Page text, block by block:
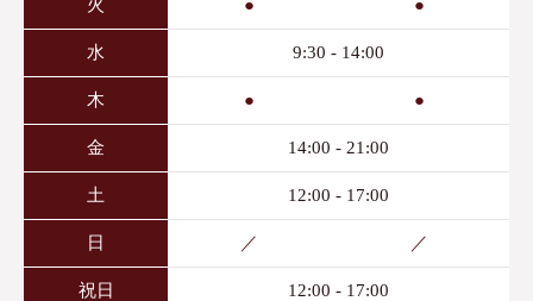
火 ● ●
水 9:30 - 14:00
木 ● ●
金 14:00 - 21:00
土 12:00 - 17:00
日 ／ ／
祝日 12:00 - 17:00